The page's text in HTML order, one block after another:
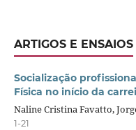
ARTIGOS E ENSAIOS
Socialização
Física no início da
Naline Cristina Favatto,
1-21